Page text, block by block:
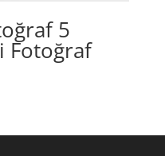
5
Fotoğraf